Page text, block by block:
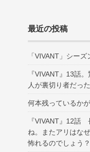
最近の投稿
「VIVANT」シー
『VIVANT』13話
人が裏切り者だった
何本残っているか
『VIVANT』12話
ね。またアリはな
怖れるのでしょう？